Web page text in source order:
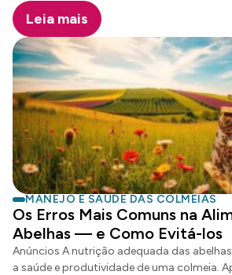
colmeias. Os apicultores enfrentam
manutenção da saúde das abelhas
ambientes com alta densidade
de estresse ambiental. O conhecimento
identificação e controle de pragas é
sucesso da apicultura urbana. As
ácaros, besouros e doenças específicas,
abordagem proativa e especializada por
abelhas. Anúncios Compreender os
propagação e os impactos das pragas
aos apicultores desenvolver estratégias
Leia mais
MANEJO E SAÚDE DAS COLMEIAS
Os Erros Mais Comuns na
Abelhas — e Como Evitá-los
Anúncios A nutrição adequada das
a saúde e produtividade de uma colmeia.